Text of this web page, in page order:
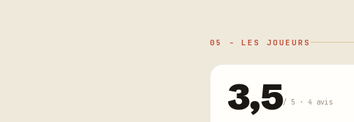
05 - LES JOUEURS
3,5/ 5 · 4 avis